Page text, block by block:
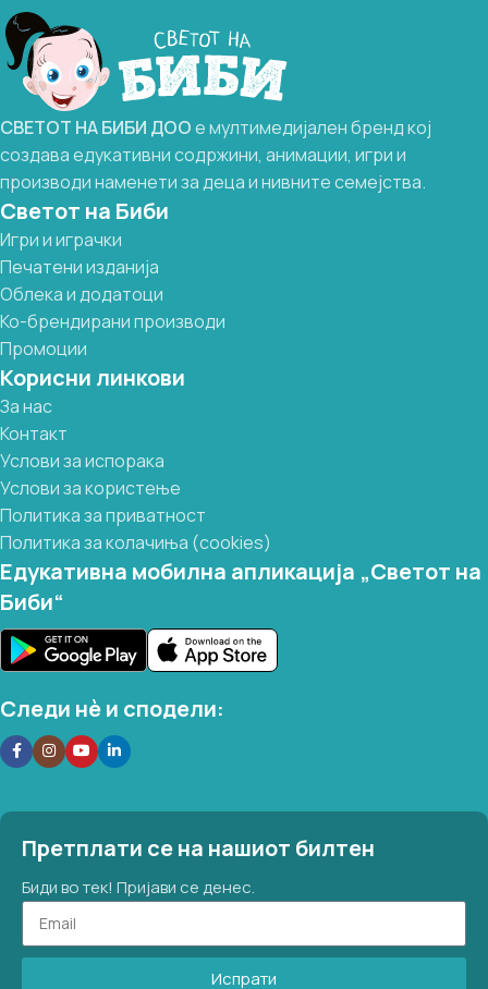
заедно со омилените херои Биби и Боби.
Книгата комбинира слушање на звучни
сигнали со визуелни и тактилни
елементи за поефективно учење и
запомнување. Производот нуди:
-Звучни функции: Секој звук ја
претставува правилната изговорена
буква, што му помага на детето да ја
поврзе буквата со нејзиниот звук.
има забавни и шарени слики, што ги
мотивира децата да учат додека се
забавуваат.
-Интерактивно искуство: Сепак,
производот е замислен да биде повеќе од
книга — тоа е алатка што ги буди
слушните, визуелните и моторичките
вештини на детето.
-Учество на сите сетила: Комбинацијата
на звук и визуелен материјал помага за
подобро разбирање и подлабоко
запомнување на буквите.
Ова издание е одлично за деца што
почнуваат да ги учат буквите, за
развивање фонолошка свесност и за
подготвка за читање и пишување, преку
игра и интеракција со омилените ликови.
СВЕТОТ НАБИБИ ДООе мултимедијален бренд кој
создава едукативни содржини, анимации, игри и
производи наменети за деца и нивните семејства.
Светот на Биби
Игри и играчки
Печатени изданија
Облека и додатоци
Ко-брендирани производи
Промоции
Корисни линкови
За нас
Контакт
Услови за испорака
Услови за користење
Политика за приватност
Политика за колачиња (cookies)
Едукативна мобилна апликација „Светот на
Биби“
Следи нѐ и сподели:
Претплати се на нашиот билтен
Биди во тек! Пријави се денес.
Испрати